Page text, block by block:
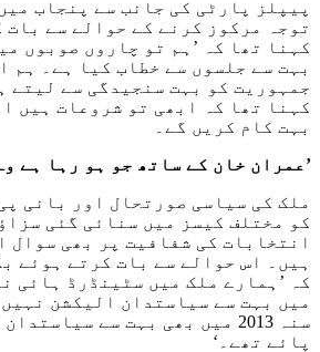
پیپلز پارٹی کی جانب سے پنجاب
توجہ مرکوز کرنے کے حوالے سے بات
کہنا تھا کہ ’ہم تو چاروں صوبوں
بہت سے جلسوں سے خطاب کیا ہے۔ ہم
جمہوریت کو بہت سنجیدگی سے لیتے
کہنا تھا کہ ابھی تو شروعات ہیں
بہت کام کریں گے۔
’عمران خان کے ساتھ جو ہو رہا ہے
ملک کی سیاسی صورتحال اور بانی
کو مختلف کیسز میں سنائی گئی
انتخابات کی شفافیت پر بھی سوال
ہیں۔ اس حوالے سے بات کرتے ہوئے
میں بہت سے سیاستدان الیکشن
سنہ 2013 میں بھی بہت سے
پائے تھے۔‘